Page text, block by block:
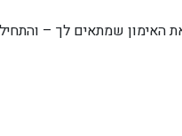
האימון שמתאים לך –